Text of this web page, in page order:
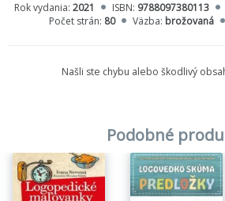
11 hier na oblasť
8 hier na sluchovú
8 hier na vnímanie
Rok vydania: 2021 ISBN: 9788097380113
Počet strán: 80 Väzba: brožovaná
Našli ste chybu alebo škodlivý
Podobné